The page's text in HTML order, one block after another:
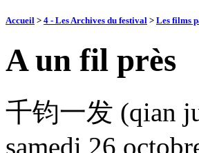
Accueil > 4 - Les Archives du festival > Les films
A un fil près
千钧一发 (qian
samedi 26